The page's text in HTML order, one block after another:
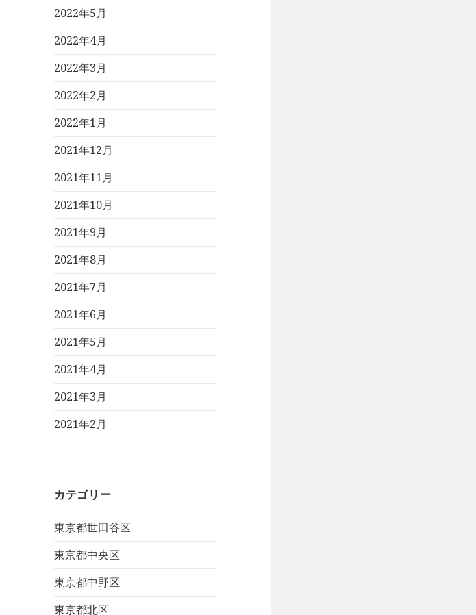
2022年5月
2022年4月
2022年3月
2022年2月
2022年1月
2021年12月
2021年11月
2021年10月
2021年9月
2021年8月
2021年7月
2021年6月
2021年5月
2021年4月
2021年3月
2021年2月
カテゴリー
東京都世田谷区
東京都中央区
東京都中野区
東京都北区